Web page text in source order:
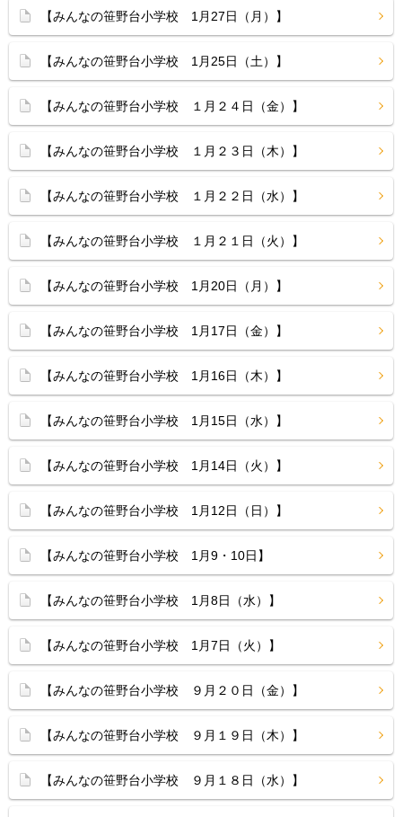
【みんなの笹野台小学校 1月27日（月）】
【みんなの笹野台小学校 1月25日（土）】
【みんなの笹野台小学校 １月２４日（金）】
【みんなの笹野台小学校 １月２３日（木）】
【みんなの笹野台小学校 １月２２日（水）】
【みんなの笹野台小学校 １月２１日（火）】
【みんなの笹野台小学校 1月20日（月）】
【みんなの笹野台小学校 1月17日（金）】
【みんなの笹野台小学校 1月16日（木）】
【みんなの笹野台小学校 1月15日（水）】
【みんなの笹野台小学校 1月14日（火）】
【みんなの笹野台小学校 1月12日（日）】
【みんなの笹野台小学校 1月9・10日】
【みんなの笹野台小学校 1月8日（水）】
【みんなの笹野台小学校 1月7日（火）】
【みんなの笹野台小学校 ９月２０日（金）】
【みんなの笹野台小学校 ９月１９日（木）】
【みんなの笹野台小学校 ９月１８日（水）】